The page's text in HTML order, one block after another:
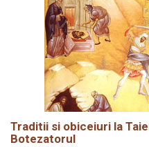
Traditii si obiceiuri la
Botezatorul